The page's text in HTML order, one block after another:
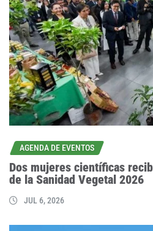
AGENDA DE EVENTOS
Dos mujeres científicas
de la Sanidad Vegetal 2026
JUL 6, 2026